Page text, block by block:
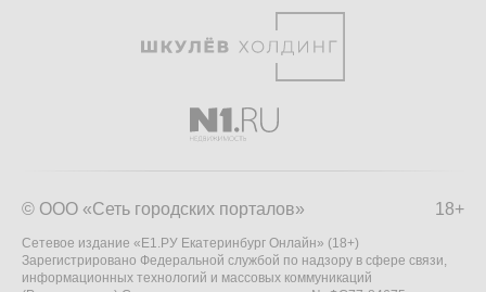
18+
© ООО «Сеть городских порталов»
Сетевое издание «Е1.РУ Екатеринбург Онлайн» (18+)
Зарегистрировано Федеральной службой по надзору в сфере связи,
информационных технологий и массовых коммуникаций